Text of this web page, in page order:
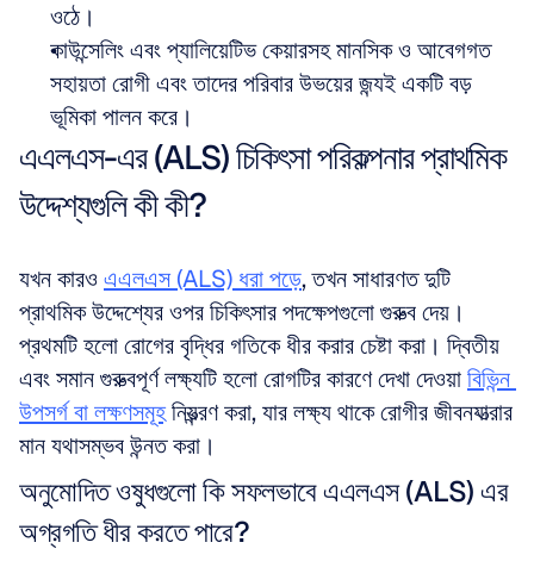
ওঠে।
কাউন্সেলিং এবং প্যালিয়েটিভ কেয়ারসহ মানসিক ও আবেগগত
সহায়তা রোগী এবং তাদের পরিবার উভয়ের জন্যই একটি বড়
ভূমিকা পালন করে।
এএলএস-এর (ALS) চিকিৎসা পরিকল্পনার প্রাথমিক
উদ্দেশ্যগুলি কী কী?
যখন কারও এএলএস (ALS) ধরা পড়ে, তখন সাধারণত দুটি
প্রাথমিক উদ্দেশ্যের ওপর চিকিৎসার পদক্ষেপগুলো গুরুত্ব দেয়।
প্রথমটি হলো রোগের বৃদ্ধির গতিকে ধীর করার চেষ্টা করা। দ্বিতীয়
এবং সমান গুরুত্বপূর্ণ লক্ষ্যটি হলো রোগটির কারণে দেখা দেওয়া বিভিন্ন
উপসর্গ বা লক্ষণসমূহ নিয়ন্ত্রণ করা, যার লক্ষ্য থাকে রোগীর জীবনযাত্রার
মান যথাসম্ভব উন্নত করা।
অনুমোদিত ওষুধগুলো কি সফলভাবে এএলএস (ALS) এর
অগ্রগতি ধীর করতে পারে?